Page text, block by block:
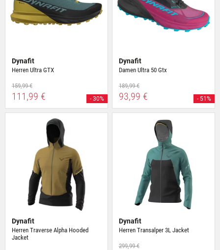
Dynafit
Herren Ultra GTX
159,99 €
111,99 € - 30%
Dynafit
Damen Ultra 50 Gtx
189,99 €
93,99 € - 51%
Dynafit
Herren Traverse Alpha Hooded
Jacket
Dynafit
Herren Transalper 3L Jacket
299,99 €